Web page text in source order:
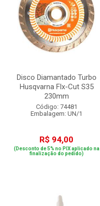
Disco Diamantado Turbo
Husqvarna Flx-Cut S35
230mm
Código: 74481
Embalagem: UN/1
R$ 94,00
(Desconto de 5% no PIX aplicado na
finalização do pedido)